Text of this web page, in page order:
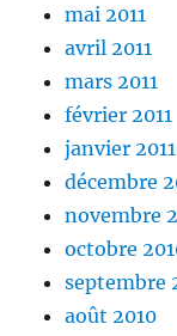
mai 2011
avril 2011
mars 2011
février 2011
janvier 2011
décembre
novembre
octobre
septembre
août 2010